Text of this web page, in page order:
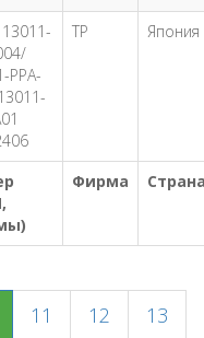
Фирма
PPA-
TP Япония
11 12
13